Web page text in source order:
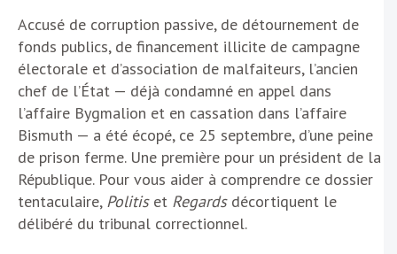
Accusé de corruption passive, de détournement de
fonds publics, de financement illicite de campagne
électorale et d’association de malfaiteurs, l’ancien
chef de l’État — déjà condamné en appel dans
l’affaire Bygmalion et en cassation dans l’affaire
Bismuth — a été écopé, ce 25 septembre, d’une peine
de prison ferme. Une première pour un président de la
République. Pour vous aider à comprendre ce dossier
tentaculaire, Politiset Regardsdécortiquent le
délibéré du tribunal correctionnel.